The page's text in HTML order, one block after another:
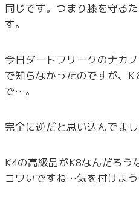
同じです。つまり膝を守る
す。
今日ダートフリークのナカ
で知らなかったのですが、
で…。
完全に逆だと思い込んで
K4の高級品がK8なんだろう
コワいですね…気を付けよ